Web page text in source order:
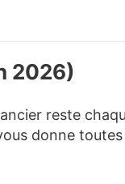
2026)
reste
donne